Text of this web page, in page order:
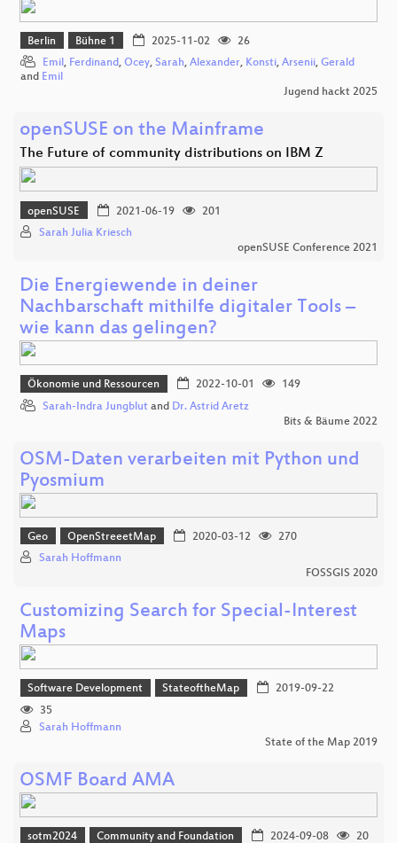
Berlin Bühne 1 2025-11-02
26
Emil, Ferdinand, Ocey, Sarah, Alexander, Konsti, Arsenii, Gerald
and Emil
Jugend hackt 2025
openSUSE on the Mainframe
The Future of community distributions on IBM Z
openSUSE 2021-06-19
201
Sarah Julia Kriesch
openSUSE Conference 2021
Die Energiewende in deiner
Nachbarschaft mithilfe digitaler Tools –
wie kann das gelingen?
Ökonomie und Ressourcen 2022-10-01
149
Sarah-Indra Jungblut and Dr. Astrid Aretz
Bits & Bäume 2022
OSM-Daten verarbeiten mit Python und
Pyosmium
Geo OpenStreeetMap 2020-03-12
270
Sarah Hoffmann
FOSSGIS 2020
Customizing Search for Special-Interest
Maps
Software Development StateoftheMap
2019-09-22
35
Sarah Hoffmann
State of the Map 2019
OSMF Board AMA
sotm2024 Community and Foundation 2024-09-08 20